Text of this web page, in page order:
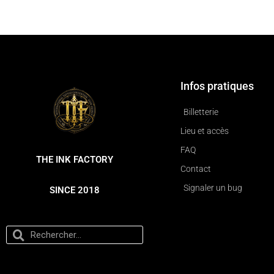
THE INK FACTORY
SINCE 2018
Infos pratiques
Billetterie
Lieu et accès
FAQ
Contact
Signaler un bug